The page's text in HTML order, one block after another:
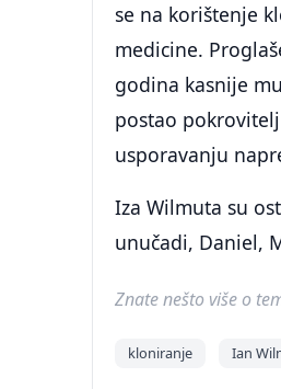
se na korištenje
medicine.
godina kasnije
postao
usporavanju
Iza Wilmuta su
unučadi, Daniel,
Znate nešto više o
kloniranje Ian